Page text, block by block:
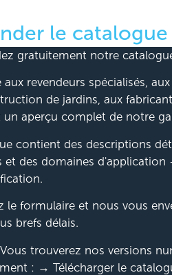
le
gratuitement notre
aux revendeurs spécialisés,
de jardins, aux
un aperçu complet de notre
contient des descriptions
et des domaines
le formulaire et nous vous
brefs délais.
trouverez nos versions
: → Télécharger le